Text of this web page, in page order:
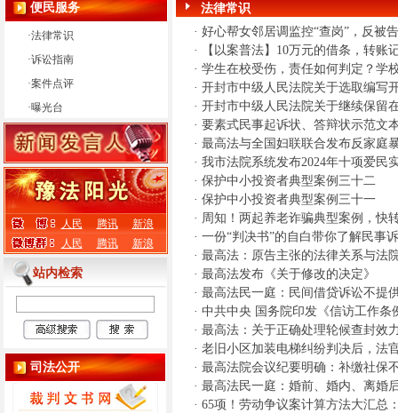
便民服务
·法律常识
·诉讼指南
·案件点评
·曝光台
人民 腾讯
新浪
人民
腾讯 新浪
站内检索
司法公开
法律常识
· 好心帮女邻居调监控“查岗”，反被
·
【以案普法】10万元的借条，转账
· 学生在校受伤，责任如何判定？学
· 开封市中级人民法院关于选取编写
· 开封市中级人民法院关于继续保留
· 要素式民事起诉状、答辩状示范文
· 最高法与全国妇联联合发布反家庭
· 我市法院系统发布2024年十项爱民
· 保护中小投资者典型案例三十二
· 保护中小投资者典型案例三十一
· 周知！两起养老诈骗典型案例，快
· 一份“判决书”的自白带你了解民事
· 最高法：原告主张的法律关系与法
· 最高法发布《关于修改的决定》
· 最高法民一庭：民间借贷诉讼不提
· 中共中央 国务院印发《信访工作条
· 最高法：关于正确处理轮候查封效
· 老旧小区加装电梯纠纷判决后，
· 最高法院会议纪要明确：补缴社保
· 最高法民一庭：婚前、婚内、离婚
· 65项！劳动争议案计算方法大汇总